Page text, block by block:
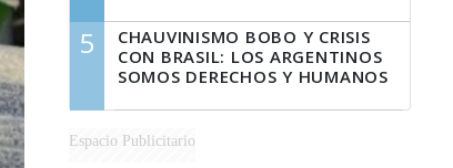
5
CHAUVINISMO BOBO Y CRISIS
CON BRASIL: LOS ARGENTINOS
SOMOS DERECHOS Y HUMANOS
Espacio Publicitario